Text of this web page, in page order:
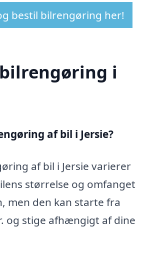
bestil bilrengøring her!
bilrengøring i
af bil i Jersie?
af bil i Jersie varierer
størrelse og omfanget
men den kan starte fra
og stige afhængigt af dine